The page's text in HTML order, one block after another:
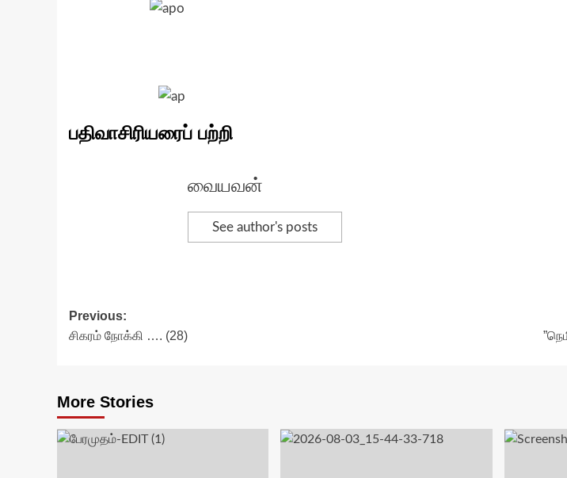
பதிவாசிரியரைப் பற்றி
வையவன்
See author's posts
Post
navigation
Previous:
சிகரம் நோக்கி …. (28)
More Stories